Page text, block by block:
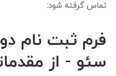
تماس گرفته شود:
فرم ثبت نام
سئو - از